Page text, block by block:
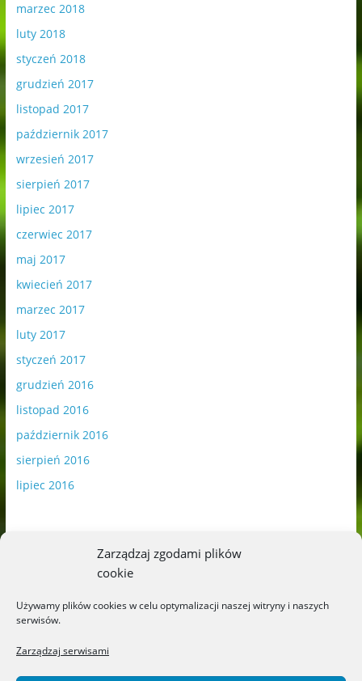
Zarządzaj zgodami plików
cookie
Używamy plików cookies w celu optymalizacji naszej witryny i naszych
serwisów.
Zarządzaj serwisami
marzec 2018
luty 2018
styczeń 2018
grudzień 2017
listopad 2017
październik 2017
wrzesień 2017
sierpień 2017
lipiec 2017
czerwiec 2017
maj 2017
kwiecień 2017
marzec 2017
luty 2017
styczeń 2017
grudzień 2016
listopad 2016
październik 2016
sierpień 2016
lipiec 2016